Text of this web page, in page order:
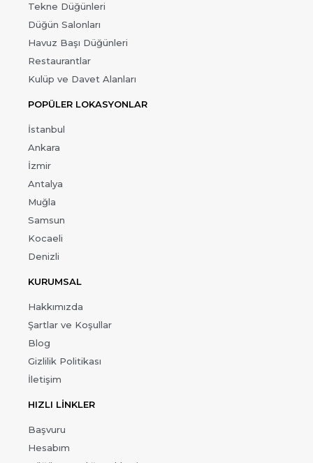
Tekne Düğünleri
Düğün Salonları
Havuz Başı Düğünleri
Restaurantlar
Kulüp ve Davet Alanları
POPÜLER LOKASYONLAR
İstanbul
Ankara
İzmir
Antalya
Muğla
Samsun
Kocaeli
Denizli
KURUMSAL
Hakkımızda
Şartlar ve Koşullar
Blog
Gizlilik Politikası
İletişim
HIZLI LİNKLER
Başvuru
Hesabım